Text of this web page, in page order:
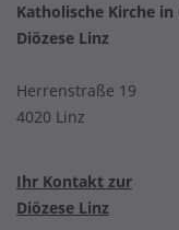
Katholische Kirche
Diözese Linz
Herrenstraße 19
4020 Linz
Ihr Kontakt zur
Diözese Linz